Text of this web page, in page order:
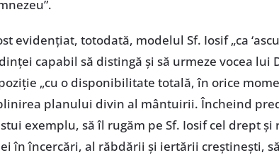
evidențiat, totodată, modelul Sf. Iosif „ca
capabil să distingă și să urmeze vocea lui
„cu o disponibilitate totală, în orice
planului divin al mântuirii. Încheind
exemplu, să îl rugăm pe Sf. Iosif cel drept
în încercări, al răbdării și iertării creștinești,